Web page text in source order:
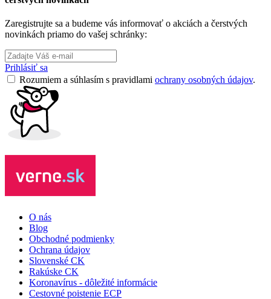
Zaregistrujte sa a budeme vás informovať o akciách a čerstvých
novinkách priamo do vašej schránky:
Prihlásiť sa
Rozumiem a súhlasím s pravidlami ochrany osobných údajov.
O nás
Blog
Obchodné podmienky
Ochrana údajov
Slovenské CK
Rakúske CK
Koronavírus - dôležité informácie
Cestovné poistenie ECP